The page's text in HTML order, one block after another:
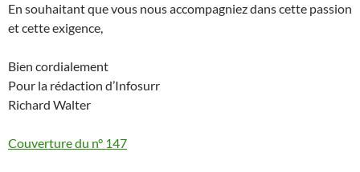
En souhaitant que vous nous accompagniez dans cette passion
et cette exigence,
Bien cordialement
Pour la rédaction d’Infosurr
Richard Walter
Couverture du n° 147